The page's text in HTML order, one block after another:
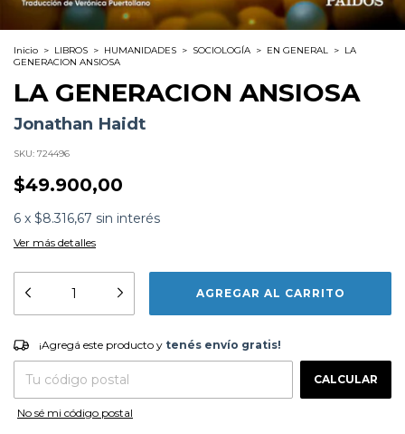
Inicio > LIBROS > HUMANIDADES > SOCIOLOGÍA > EN GENERAL > LA
GENERACION ANSIOSA
LA GENERACION ANSIOSA
Jonathan Haidt
SKU: 724496
$49.900,00
6 x $8.316,67 sin interés
Ver más detalles
¡Agregá este producto ytenés envío gratis!
CAMBIAR CP
¡Agregá este producto y tenés envío gratis!
CALCULAR
No sé mi código postal
Formato:
LIBROS
Encuadernación:Tapa Blanda
ISBN:9789501209495
N°Páginas:384
Fecha Publicación:
11/2024
Sinópsis
La salud mental de los niños y los adolescentes se